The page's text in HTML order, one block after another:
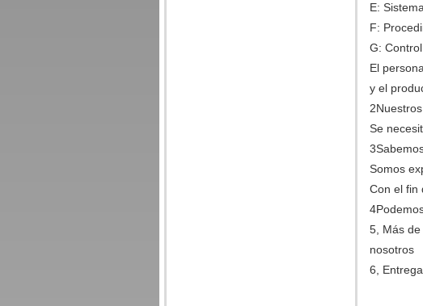
E:
F:
G:
El
y el
Se
Somos
Con el fin
5, Más
nosotros
6,